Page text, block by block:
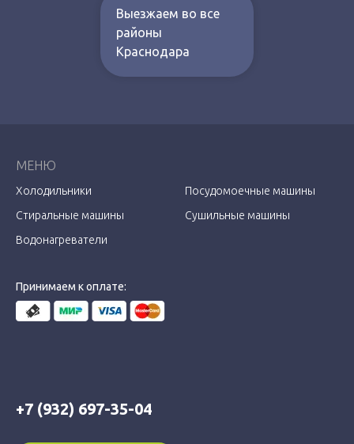
Выезжаем во все
районы
Краснодара
+7 (932) 697-35-04
Принимаем к оплате:
МЕНЮ
Холодильники
Посудомоечные машины
Стиральные машины
Сушильные машины
Водонагреватели